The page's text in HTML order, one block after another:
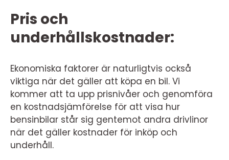
Pris och
underhållskostnader:
Ekonomiska faktorer är naturligtvis också
viktiga när det gäller att köpa en bil. Vi
kommer att ta upp prisnivåer och genomföra
en kostnadsjämförelse för att visa hur
bensinbilar står sig gentemot andra drivlinor
när det gäller kostnader för inköp och
underhåll.